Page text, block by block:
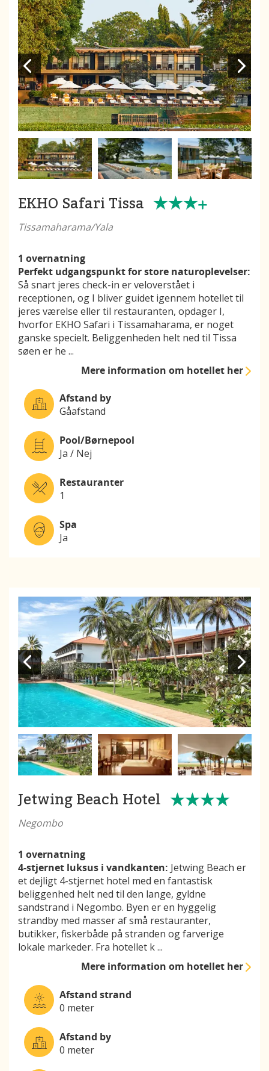
EKHO Safari Tissa
Tissamaharama/Yala
1 overnatning
Perfekt udgangspunkt for store naturoplevelser:
Så snart jeres check-in er veloverstået i
receptionen, og I bliver guidet igennem hotellet til
jeres værelse eller til restauranten, opdager I,
hvorfor EKHO Safari i Tissamaharama, er noget
ganske specielt. Beliggenheden helt ned til Tissa
søen er he ...
Mere informationom hotellet her
Afstand by
Gåafstand
Pool/Børnepool
Ja / Nej
Restauranter
1
Spa
Ja
Jetwing Beach Hotel
Negombo
1 overnatning
4-stjernet luksus i vandkanten: Jetwing Beach er
et dejligt 4-stjernet hotel med en fantastisk
beliggenhed helt ned til den lange, gyldne
sandstrand i Negombo. Byen er en hyggelig
strandby med masser af små restauranter,
butikker, fiskerbåde på stranden og farverige
lokale markeder. Fra hotellet k...
Mere informationom hotellet her
Afstand strand
0 meter
Afstand by
0 meter